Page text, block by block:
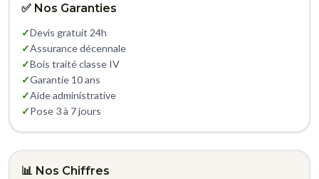
✅ Nos Garanties
✓Devis gratuit 24h
✓Assurance décennale
✓Bois traité classe IV
✓Garantie 10 ans
✓Aide administrative
✓Pose 3 à 7 jours
📊 Nos Chiffres